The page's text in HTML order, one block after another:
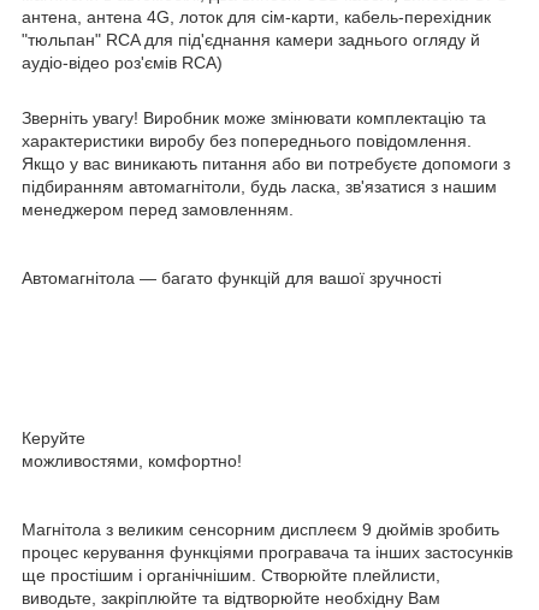
антена, антена 4G, лоток для сім-карти, кабель-перехідник
"тюльпан" RCA для під'єднання камери заднього огляду й
аудіо-відео роз'ємів RCA)
Зверніть увагу! Виробник може змінювати комплектацію та
характеристики виробу без попереднього повідомлення.
Якщо у вас виникають питання або ви потребуєте допомоги з
підбиранням автомагнітоли, будь ласка, зв'язатися з нашим
менеджером перед замовленням.
Автомагнітола — багато функцій для вашої зручності
Керуйте
можливостями, комфортно!
Магнітола з великим сенсорним дисплеєм 9 дюймів зробить
процес керування функціями програвача та інших застосунків
ще простішим і органічнішим. Створюйте плейлисти,
виводьте, закріплюйте та відтворюйте необхідну Вам